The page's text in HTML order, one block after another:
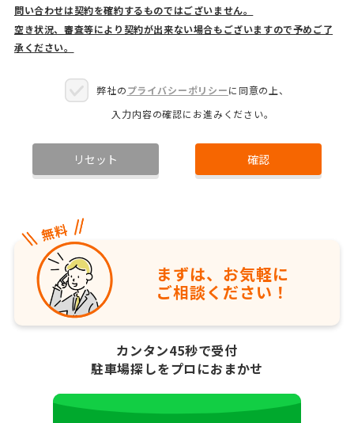
問い合わせは契約を確約するものではございません。
空き状況、審査等により契約が出来ない場合もございますので予めご了
承ください。
弊社のプライバシーポリシーに同意の上、
入力内容の確認にお進みください。
リセット 確認
まずは、お気軽に
ご相談ください！
カンタン45秒で受付
駐車場探しをプロにおまかせ